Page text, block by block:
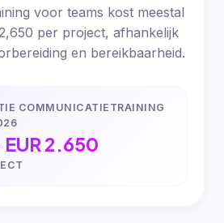
voor teams kost meestal
per project, afhankelijk
en bereikbaarheid.
COMMUNICATIETRAINING
EUR 2.650